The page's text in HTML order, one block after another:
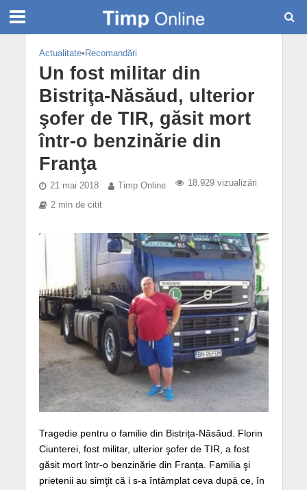
Actualitate• Recomandări
Un fost militar din
Bistriţa-Năsăud, ulterior
şofer de TIR, găsit mort
într-o benzinărie din
Franţa
21 mai 2018 Timp Online 18.929 vizualizări
2 min de citit
Tragedie pentru o familie din Bistrița-Năsăud. Florin
Ciunterei, fost militar, ulterior şofer de TIR, a fost
găsit mort într-o benzinărie din Franța. Familia şi
prietenii au simţit că i s-a întâmplat ceva după ce, în